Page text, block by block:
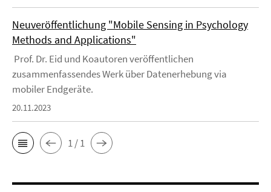
Neuveröffentlichung "Mobile Sensing in Psychology
Methods and Applications"
Prof. Dr. Eid und Koautoren veröffentlichen
zusammenfassendes Werk über Datenerhebung via
mobiler Endgeräte.
20.11.2023
1 / 1